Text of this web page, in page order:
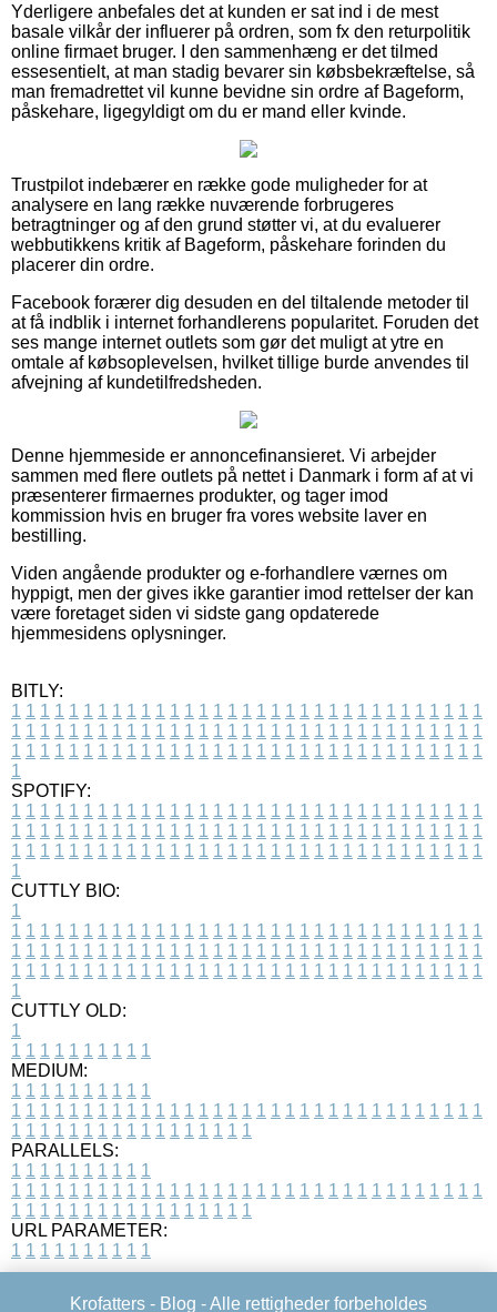
Yderligere anbefales det at kunden er sat ind i de mest
basale vilkår der influerer på ordren, som fx den returpolitik
online firmaet bruger. I den sammenhæng er det tilmed
essesentielt, at man stadig bevarer sin købsbekræftelse, så
man fremadrettet vil kunne bevidne sin ordre af Bageform,
påskehare, ligegyldigt om du er mand eller kvinde.
Trustpilot indebærer en række gode muligheder for at
analysere en lang række nuværende forbrugeres
betragtninger og af den grund støtter vi, at du evaluerer
webbutikkens kritik af Bageform, påskehare forinden du
placerer din ordre.
Facebook forærer dig desuden en del tiltalende metoder til
at få indblik i internet forhandlerens popularitet. Foruden det
ses mange internet outlets som gør det muligt at ytre en
omtale af købsoplevelsen, hvilket tillige burde anvendes til
afvejning af kundetilfredsheden.
Denne hjemmeside er annoncefinansieret. Vi arbejder
sammen med flere outlets på nettet i Danmark i form af at vi
præsenterer firmaernes produkter, og tager imod
kommission hvis en bruger fra vores website laver en
bestilling.
Viden angående produkter og e-forhandlere værnes om
hyppigt, men der gives ikke garantier imod rettelser der kan
være foretaget siden vi sidste gang opdaterede
hjemmesidens oplysninger.
BITLY:
1 1 1 1 1 1 1 1 1 1 1 1 1 1 1 1 1 1 1 1 1 1 1 1 1 1 1 1 1 1 1 1 1
1 1 1 1 1 1 1 1 1 1 1 1 1 1 1 1 1 1 1 1 1 1 1 1 1 1 1 1 1 1 1 1 1
1 1 1 1 1 1 1 1 1 1 1 1 1 1 1 1 1 1 1 1 1 1 1 1 1 1 1 1 1 1 1 1 1
1
SPOTIFY:
1 1 1 1 1 1 1 1 1 1 1 1 1 1 1 1 1 1 1 1 1 1 1 1 1 1 1 1 1 1 1 1 1
1 1 1 1 1 1 1 1 1 1 1 1 1 1 1 1 1 1 1 1 1 1 1 1 1 1 1 1 1 1 1 1 1
1 1 1 1 1 1 1 1 1 1 1 1 1 1 1 1 1 1 1 1 1 1 1 1 1 1 1 1 1 1 1 1 1
1
CUTTLY BIO:
1
1 1 1 1 1 1 1 1 1 1 1 1 1 1 1 1 1 1 1 1 1 1 1 1 1 1 1 1 1 1 1 1 1
1 1 1 1 1 1 1 1 1 1 1 1 1 1 1 1 1 1 1 1 1 1 1 1 1 1 1 1 1 1 1 1 1
1 1 1 1 1 1 1 1 1 1 1 1 1 1 1 1 1 1 1 1 1 1 1 1 1 1 1 1 1 1 1 1 1
1
CUTTLY OLD:
1
1 1 1 1 1 1 1 1 1 1
MEDIUM:
1 1 1 1 1 1 1 1 1 1
1 1 1 1 1 1 1 1 1 1 1 1 1 1 1 1 1 1 1 1 1 1 1 1 1 1 1 1 1 1 1 1 1
1 1 1 1 1 1 1 1 1 1 1 1 1 1 1 1 1
PARALLELS:
1 1 1 1 1 1 1 1 1 1
1 1 1 1 1 1 1 1 1 1 1 1 1 1 1 1 1 1 1 1 1 1 1 1 1 1 1 1 1 1 1 1 1
1 1 1 1 1 1 1 1 1 1 1 1 1 1 1 1 1
URL PARAMETER:
1 1 1 1 1 1 1 1 1 1
Krofatters - Blog - Alle rettigheder forbeholdes